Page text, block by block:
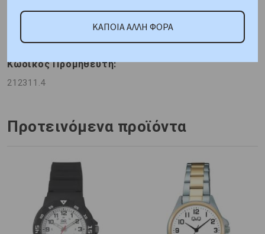
ΚΑΤΟΠΙΝ ΠΑΡΑΓΓΕΛΙΑΣ
Κωδικός Προμηθευτή:
212311.4
Προτεινόμενα προϊόντα
ΚΑΠΟΙΑ ΑΛΛΗ ΦΟΡΑ